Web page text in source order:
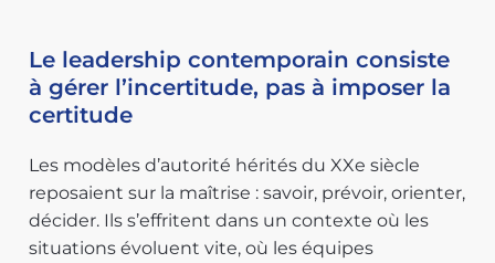
Le leadership contemporain consiste
à gérer l’incertitude, pas à imposer la
certitude
Les modèles d’autorité hérités du XXe siècle
reposaient sur la maîtrise : savoir, prévoir, orienter,
décider. Ils s’effritent dans un contexte où les
situations évoluent vite, où les équipes